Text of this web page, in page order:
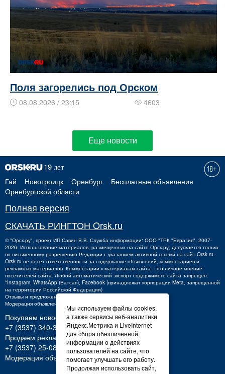
Поля загорелись под Орском
08.08.2026 / 23:15 4603
Еще новости
Гай Новотроицк Оренбург
Бесплатные объявления
Оренбургской области
Полная версия
СКАЧАТЬ РИНГТОН Orsk.ru
©"Орск.ру", проект ИП Савин В.В. Служба информации: ООО "ТРК "Евразия", 2007-
2026. Использование материалов, размещенных на сайте Орск.ру, допускается только
по письменному разрешению Редакции с указанием активной ссылки на сайт Orsk.ru.
Orsk.ru не несет ответственности за содержание объявлений, комментариев и
рекламных материалов. Комментарии к материалам сайта - это личное мнение
посетителей сайта. Любой автоматический экспорт содержимого сайта запрещен.
*Instagram, WhatsApp (Ватсап), Facebook (принадлежат корпорации Meta, запрещенной
на территории Российской Федерации)
Отзывы и предложения о работе портала:
Модерация объявлений +7 (3537) 32-71-28
Покупаем новости:
+7 (3537) 340-300,340300@orsk.ru
Продаем рекламу:
+7 (3537) 25-08-07;250807@orsk.ru
Модерация объявлений: +7 (3537) 32-71-28
Мы используем файлы cookies,
а также сервисы веб-аналитики
Яндекс.Метрика и LiveInternet
для сбора обезличенной
информации о действиях
пользователей на сайте, что
помогает улучшать его работу.
Продолжая использовать сайт,